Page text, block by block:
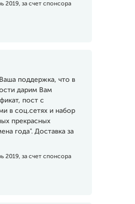
2019, за счет спонсора
поддержка, что в
дарим Вам
пост с
в соц.сетях и набор
прекрасных
года". Доставка за
2019, за счет спонсора